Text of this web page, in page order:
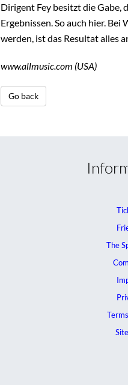
Dirigent Fey besitzt die Gabe,
Ergebnissen. So auch hier.
werden, ist das Resultat alles
www.allmusic.com (USA)
Go back
The